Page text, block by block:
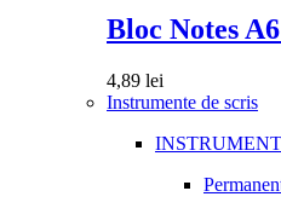
Bloc Notes
4,89 lei
Instrumente de scris